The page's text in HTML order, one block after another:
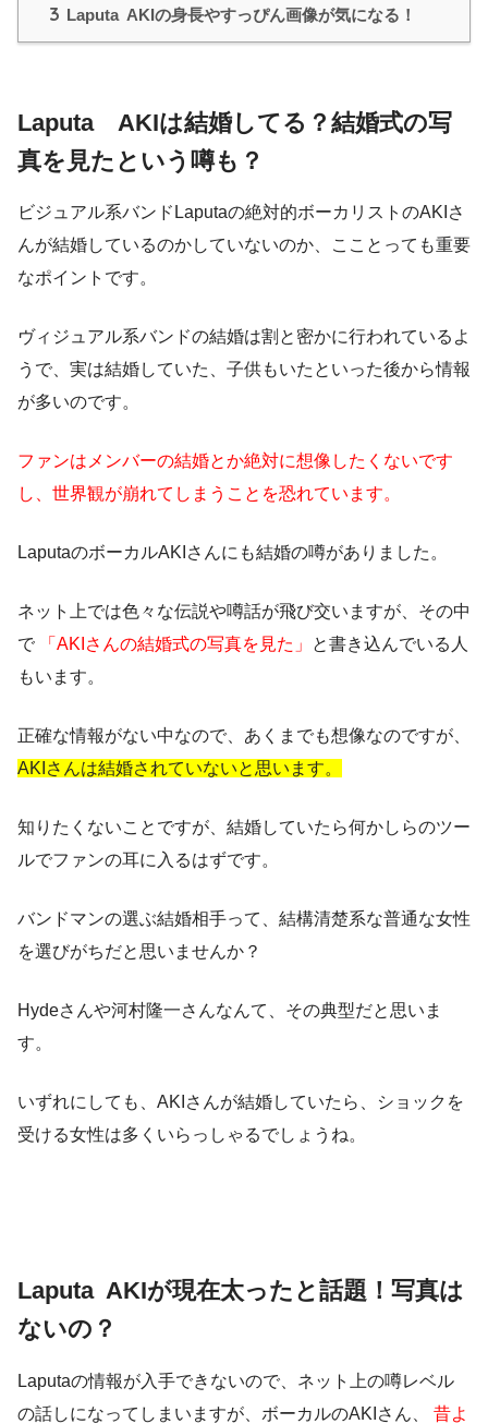
3 Laputa AKIの身長やすっぴん画像が気になる！
Laputa AKIは結婚してる？結婚式の写
真を見たという噂も？
ビジュアル系バンドLaputaの絶対的ボーカリストのAKIさ
んが結婚しているのかしていないのか、こことっても重要
なポイントです。
ヴィジュアル系バンドの結婚は割と密かに行われているよ
うで、実は結婚していた、子供もいたといった後から情報
が多いのです。
ファンはメンバーの結婚とか絶対に想像したくないです
し、世界観が崩れてしまうことを恐れています。
LaputaのボーカルAKIさんにも結婚の噂がありました。
ネット上では色々な伝説や噂話が飛び交いますが、その中
で
「AKIさんの結婚式の写真を見た」
と書き込んでいる人
もいます。
正確な情報がない中なので、あくまでも想像なのですが、
AKIさんは結婚されていないと思います。
知りたくないことですが、結婚していたら何かしらのツー
ルでファンの耳に入るはずです。
バンドマンの選ぶ結婚相手って、結構清楚系な普通な女性
を選びがちだと思いませんか？
Hydeさんや河村隆一さんなんて、その典型だと思いま
す。
いずれにしても、AKIさんが結婚していたら、ショックを
受ける女性は多くいらっしゃるでしょうね。
Laputa AKIが現在太ったと話題！写真は
ないの？
Laputaの情報が入手できないので、ネット上の噂レベル
の話しになってしまいますが、ボーカルのAKIさん、
昔よ